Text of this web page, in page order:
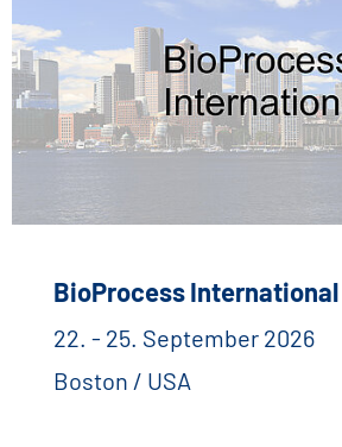
BioProcess International
22. - 25. September 2026
Boston / USA